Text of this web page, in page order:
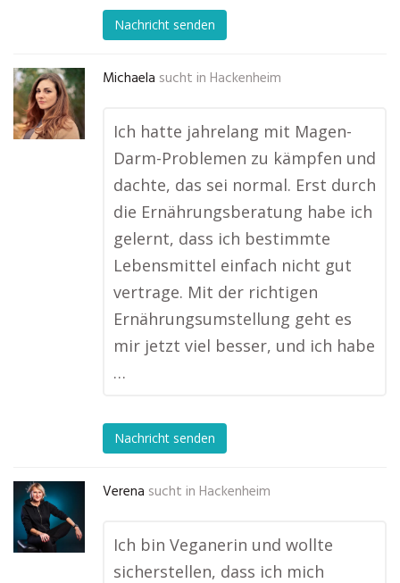
Nachricht senden
Michaela sucht in Hackenheim
Ich hatte jahrelang mit Magen-
Darm-Problemen zu kämpfen und
dachte, das sei normal. Erst durch
die Ernährungsberatung habe ich
gelernt, dass ich bestimmte
Lebensmittel einfach nicht gut
vertrage. Mit der richtigen
Ernährungsumstellung geht es
mir jetzt viel besser, und ich habe
…
Nachricht senden
Verena sucht in Hackenheim
Ich bin Veganerin und wollte
sicherstellen, dass ich mich